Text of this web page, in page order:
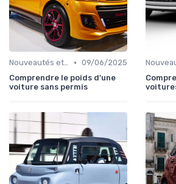
Nouveautés et Tendances • 09/06/2025
Comprendre le poids d'une
voiture sans permis